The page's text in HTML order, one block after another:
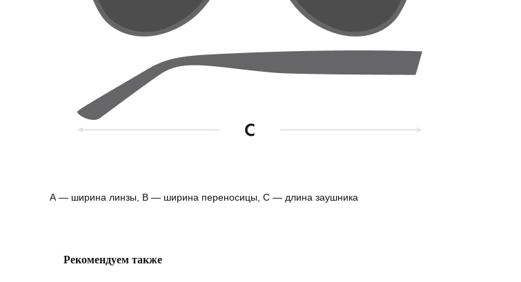
А — ширина линзы, B — ширина переносицы, С — длина заушника
Рекомендуем также